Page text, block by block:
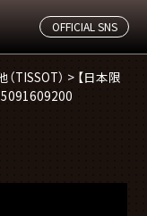
OFFICIAL SNS
TISSOT） > 【日本限